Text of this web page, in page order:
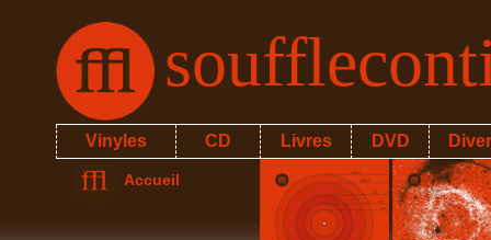
Vinyles CD Livres DVD
Accueil